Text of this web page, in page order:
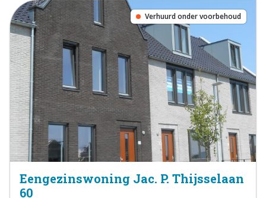
Verhuurd onder voorbehoud
Eengezinswoning Jac. P. Thijsselaan
60